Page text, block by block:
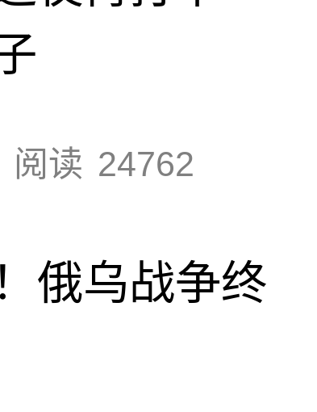
阅读 24762
俄乌战争终